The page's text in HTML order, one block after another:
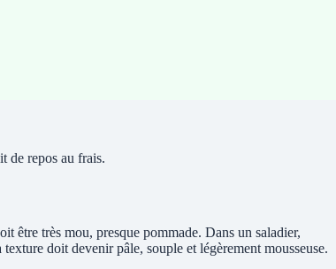
de repos au frais.
être très mou, presque pommade. Dans un saladier,
doit devenir pâle, souple et légèrement mousseuse.